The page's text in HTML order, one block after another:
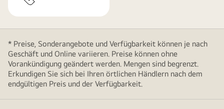
* Preise, Sonderangebote und Verfügbarkeit können je nach
Geschäft und Online variieren. Preise können ohne
Vorankündigung geändert werden. Mengen sind begrenzt.
Erkundigen Sie sich bei Ihren örtlichen Händlern nach dem
endgültigen Preis und der Verfügbarkeit.